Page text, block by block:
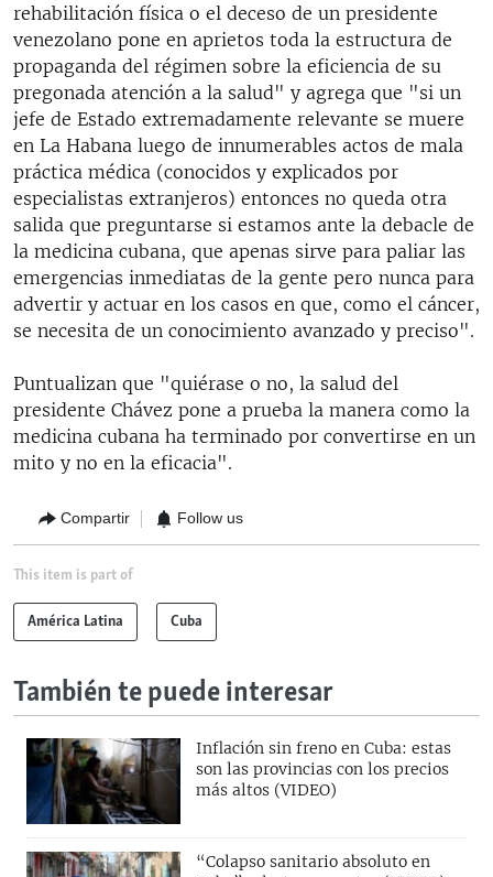
rehabilitación física o el deceso de un presidente
venezolano pone en aprietos toda la estructura de
propaganda del régimen sobre la eficiencia de su
pregonada atención a la salud" y agrega que "si un
jefe de Estado extremadamente relevante se muere
en La Habana luego de innumerables actos de mala
práctica médica (conocidos y explicados por
especialistas extranjeros) entonces no queda otra
salida que preguntarse si estamos ante la debacle de
la medicina cubana, que apenas sirve para paliar las
emergencias inmediatas de la gente pero nunca para
advertir y actuar en los casos en que, como el cáncer,
se necesita de un conocimiento avanzado y preciso".
Puntualizan que "quiérase o no, la salud del
presidente Chávez pone a prueba la manera como la
medicina cubana ha terminado por convertirse en un
mito y no en la eficacia".
Compartir Follow us
This item is part of
América Latina Cuba
También te puede interesar
Inflación sin freno en Cuba: estas
son las provincias con los precios
más altos (VIDEO)
“Colapso sanitario absoluto en